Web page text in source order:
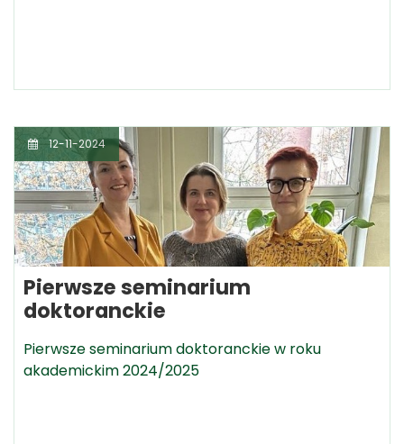
12-11-2024
Pierwsze seminarium
doktoranckie
Pierwsze seminarium doktoranckie w roku
akademickim 2024/2025